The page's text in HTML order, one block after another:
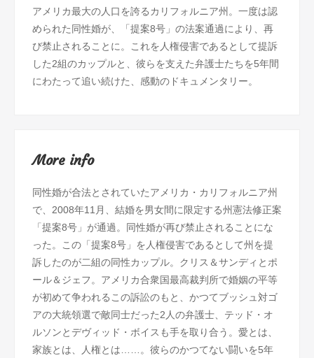
アメリカ最大の人口を誇るカリフォルニア州。一度は認
められた同性婚が、「提案8号」の法案通過により、再
び禁止されることに。これを人権侵害であるとして提訴
した2組のカップルと、彼らを支えた弁護士たちを5年間
にわたって追い続けた、感動のドキュメンタリー。
More info
同性婚が合法とされていたアメリカ・カリフォルニア州
で、2008年11月、結婚を男女間に限定する州憲法修正案
「提案8号」が通過。同性婚が再び禁止されることにな
った。この「提案8号」を人権侵害であるとして州を提
訴したのが二組の同性カップル。クリス＆サンディとポ
ール＆ジェフ。アメリカ合衆国最高裁判所で婚姻の平等
が初めて争われるこの訴訟のもと、かつてブッシュ対ゴ
アの大統領選で敵同士だった2人の弁護士、テッド・オ
ルソンとデヴィッド・ボイスも手を取り合う。愛とは、
家族とは、人権とは……。彼らのかつてない闘いを5年